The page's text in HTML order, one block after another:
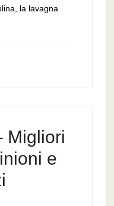
la lavagna
Migliori
e